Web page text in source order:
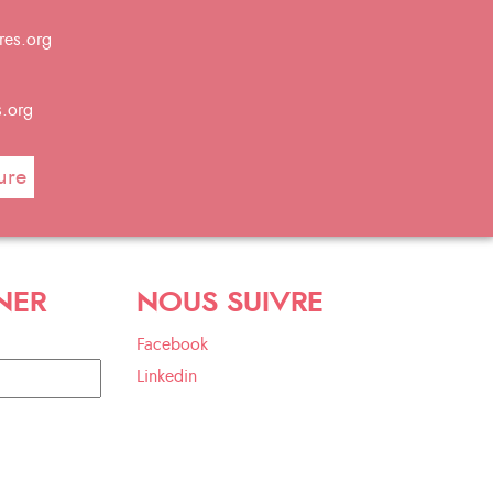
NOUS SUIVRE
Facebook
Linkedin